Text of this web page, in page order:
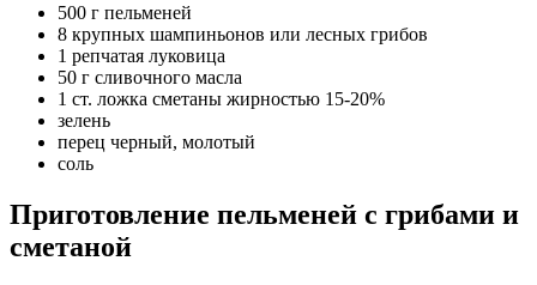
500 г пельменей
8 крупных шампиньонов или лесных грибов
1 репчатая луковица
50 г сливочного масла
1 ст. ложка сметаны жирностью 15-20%
зелень
перец черный, молотый
соль
Приготовление пельменей с грибами и
сметаной